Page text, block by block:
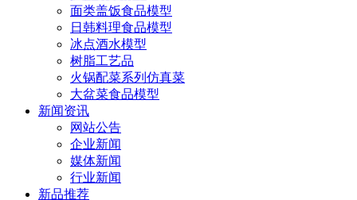
面类盖饭食品模型
日韩料理食品模型
冰点酒水模型
树脂工艺品
火锅配菜系列仿真菜
大盆菜食品模型
新闻资讯
网站公告
企业新闻
媒体新闻
行业新闻
新品推荐